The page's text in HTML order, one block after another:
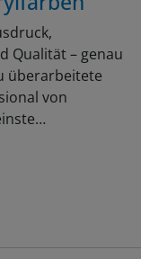
Qualität – genau
überarbeitete
von